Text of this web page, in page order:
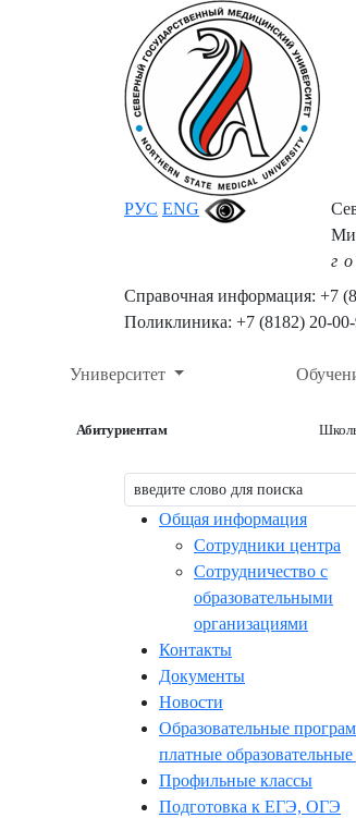
РУС ENG
Справочная информация: +7
Поликлиника: +7 (8182) 20-
Университет
Абитуриентам
Общая информация
Сотрудники центра
Сотрудничество с
образовательными
организациями
Контакты
Документы
Новости
Образовательные
платные образовательные
Профильные классы
Подготовка к ЕГЭ, ОГЭ